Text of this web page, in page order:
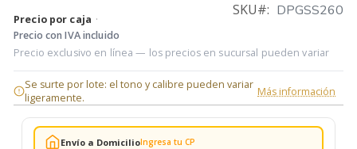
SKU
DPGSS260
Precio por caja ·
Precio con IVA incluido
Precio exclusivo en línea — los precios en sucursal pueden variar
Se surte por lote: el tono y calibre pueden variar
ligeramente.
Más información
Envío a DomicilioIngresa tu CP